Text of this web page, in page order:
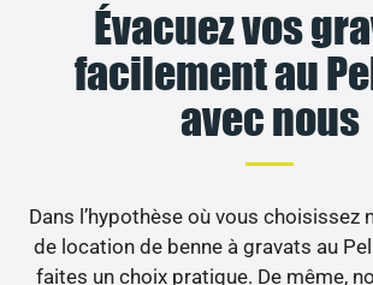
Évacuez vos
facilement au
avec nous
Dans l’hypothèse où vous choisissez
de location de benne à gravats au
faites un choix pratique. De même,